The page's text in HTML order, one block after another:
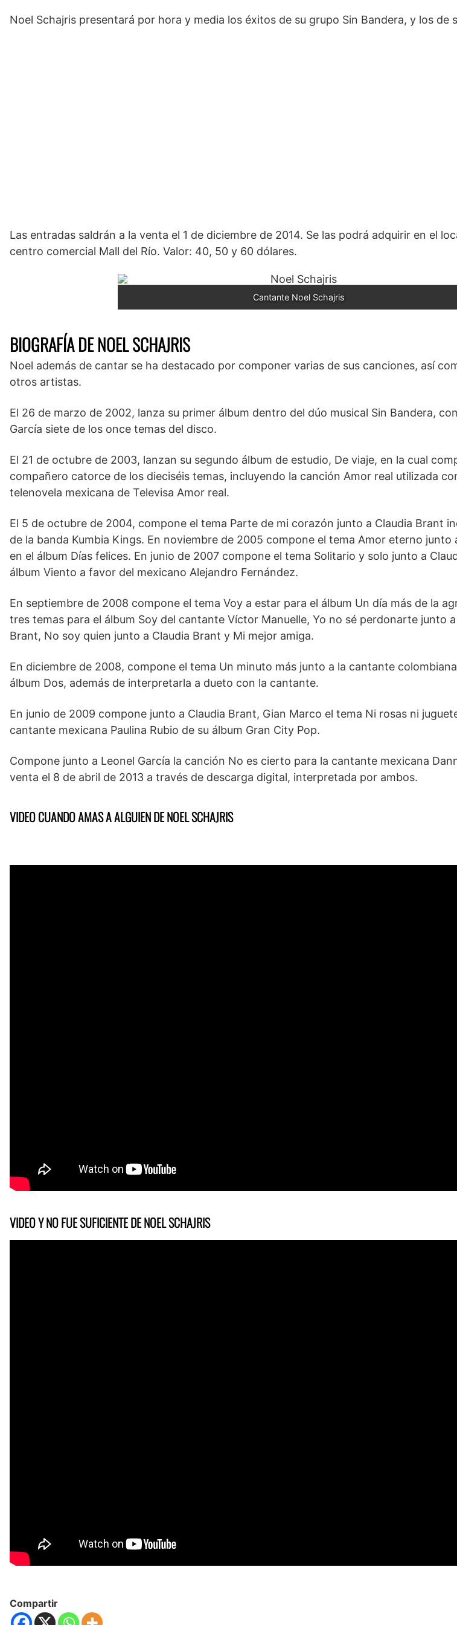
Noel Schajris presentará por hora y media los éxitos de su grupo Sin Bandera, y los de
Las entradas saldrán a la venta el 1 de diciembre de 2014. Se las podrá adquirir en el
centro comercial Mall del Río. Valor: 40, 50 y 60 dólares.
Cantante Noel Schajris
BIOGRAFÍA DE NOEL SCHAJRIS
Noel además de cantar se ha destacado por componer varias de sus canciones, así
otros artistas.
El 26 de marzo de 2002, lanza su primer álbum dentro del dúo musical Sin Bandera,
García siete de los once temas del disco.
El 21 de octubre de 2003, lanzan su segundo álbum de estudio, De viaje, en la cual
compañero catorce de los dieciséis temas, incluyendo la canción Amor real utilizada
telenovela mexicana de Televisa Amor real.
El 5 de octubre de 2004, compone el tema Parte de mi corazón junto a Claudia Brant
de la banda Kumbia Kings. En noviembre de 2005 compone el tema Amor eterno junto
en el álbum Días felices. En junio de 2007 compone el tema Solitario y solo junto a
álbum Viento a favor del mexicano Alejandro Fernández.
En septiembre de 2008 compone el tema Voy a estar para el álbum Un día más de la
tres temas para el álbum Soy del cantante Víctor Manuelle, Yo no sé perdonarte junto a
Brant, No soy quien junto a Claudia Brant y Mi mejor amiga.
En diciembre de 2008, compone el tema Un minuto más junto a la cantante
álbum Dos, además de interpretarla a dueto con la cantante.
En junio de 2009 compone junto a Claudia Brant, Gian Marco el tema Ni rosas ni
cantante mexicana Paulina Rubio de su álbum Gran City Pop.
Compone junto a Leonel García la canción No es cierto para la cantante mexicana
venta el 8 de abril de 2013 a través de descarga digital, interpretada por ambos.
VIDEO CUANDO AMAS A ALGUIEN DE NOEL SCHAJRIS
VIDEO Y NO FUE SUFICIENTE DE NOEL SCHAJRIS
Compartir